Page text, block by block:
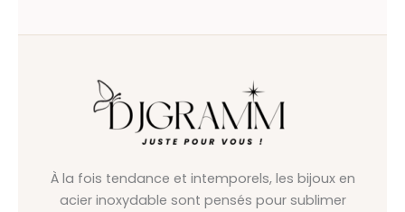
À la fois tendance et intemporels, les bijoux en
acier inoxydable sont pensés pour sublimer